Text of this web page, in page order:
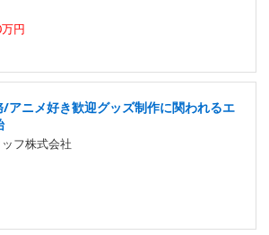
円
アニメ好き歓迎グッズ制作に関われるエ
フ株式会社